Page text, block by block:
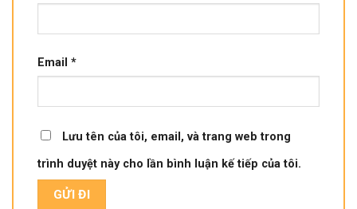
Email *
Lưu tên của tôi, email, và trang web trong
trình duyệt này cho lần bình luận kế tiếp của tôi.